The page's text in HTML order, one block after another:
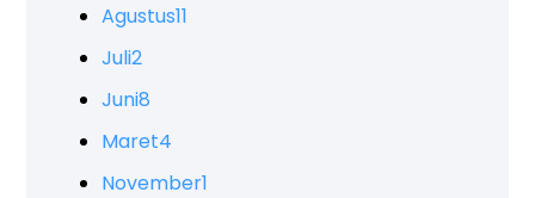
Agustus11
Juli2
Juni8
Maret4
November1